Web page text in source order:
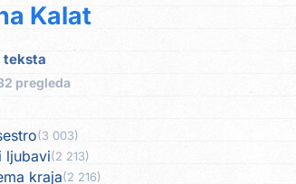
Kalat
teksta
pregleda
(3 003)
ljubavi(2 213)
kraja(2 216)